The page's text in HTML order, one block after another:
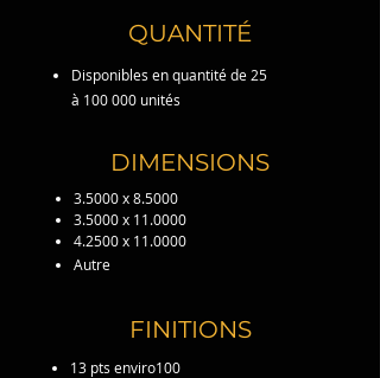
QUANTITÉ
DIMENSIONS
FINITIONS
Disponibles en quantité de 25
à 100 000 unités
3.5000 x 8.5000
3.5000 x 11.0000
4.2500 x 11.0000
Autre
13 pts enviro100